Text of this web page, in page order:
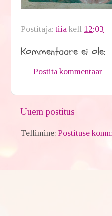
Postitaja:tiia kell 12:03
Kommentaare ei ole:
Postita kommentaar
Uuem postitus
Tellimine:Postituse